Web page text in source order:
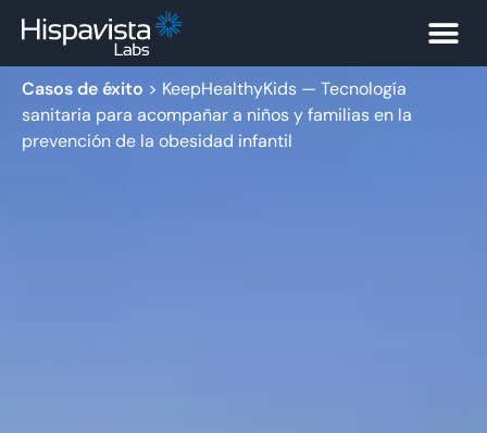
Casos de éxito > KeepHealthyKids — Tecnología
sanitaria para acompañar a niños y familias en la
prevención de la obesidad infantil